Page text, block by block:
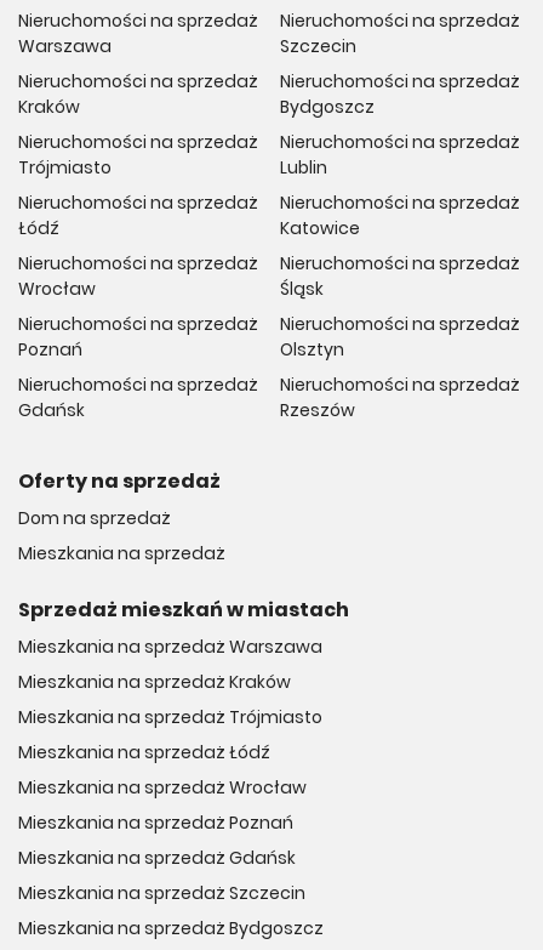
Nieruchomości na sprzedaż
Warszawa
Nieruchomości na sprzedaż
Kraków
Nieruchomości na sprzedaż
Trójmiasto
Nieruchomości na sprzedaż
Łódź
Nieruchomości na sprzedaż
Wrocław
Nieruchomości na sprzedaż
Poznań
Nieruchomości na sprzedaż
Gdańsk
Nieruchomości na sprzedaż
Szczecin
Nieruchomości na sprzedaż
Bydgoszcz
Nieruchomości na sprzedaż
Lublin
Nieruchomości na sprzedaż
Katowice
Nieruchomości na sprzedaż
Śląsk
Nieruchomości na sprzedaż
Olsztyn
Nieruchomości na sprzedaż
Rzeszów
Oferty na sprzedaż
Dom na sprzedaż
Mieszkania na sprzedaż
Sprzedaż mieszkań w miastach
Mieszkania na sprzedaż Warszawa
Mieszkania na sprzedaż Kraków
Mieszkania na sprzedaż Trójmiasto
Mieszkania na sprzedaż Łódź
Mieszkania na sprzedaż Wrocław
Mieszkania na sprzedaż Poznań
Mieszkania na sprzedaż Gdańsk
Mieszkania na sprzedaż Szczecin
Mieszkania na sprzedaż Bydgoszcz